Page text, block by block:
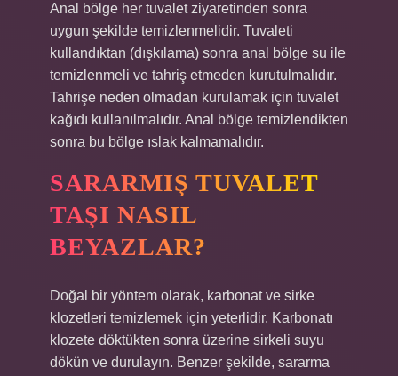
Anal bölge her tuvalet ziyaretinden sonra
uygun şekilde temizlenmelidir. Tuvaleti
kullandıktan (dışkılama) sonra anal bölge su ile
temizlenmeli ve tahriş etmeden kurutulmalıdır.
Tahrişe neden olmadan kurulamak için tuvalet
kağıdı kullanılmalıdır. Anal bölge temizlendikten
sonra bu bölge ıslak kalmamalıdır.
SARARMIŞ TUVALET
TAŞI NASIL
BEYAZLAR?
Doğal bir yöntem olarak, karbonat ve sirke
klozetleri temizlemek için yeterlidir. Karbonatı
klozete döktükten sonra üzerine sirkeli suyu
dökün ve durulayın. Benzer şekilde, sararma